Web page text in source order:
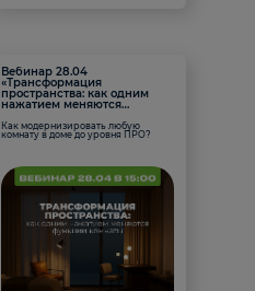
Вебинар 28.04
«Трансформация
пространства: как одним
нажатием меняются
Как модернизировать любую
комнату в доме до уровня ПРО?